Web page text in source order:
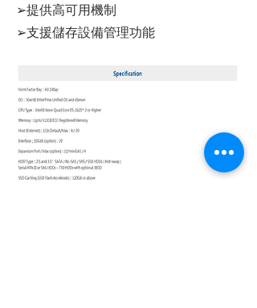
➢提供高可用機制
➢支援儲存設備管理功能